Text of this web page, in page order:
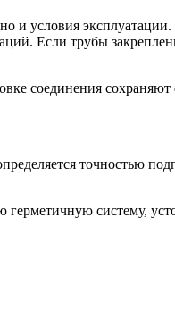
и условия
Если трубы
соединения
точностью
герметичную систему,